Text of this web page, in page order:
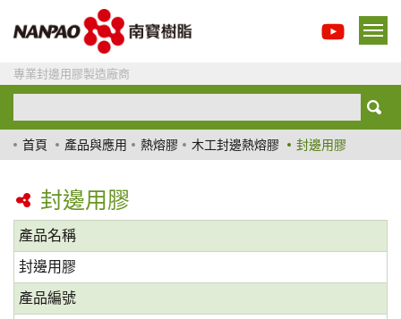
專業封邊用膠製造廠商
首頁 產品與應用 熱熔膠 木工封邊熱熔膠 封邊用膠
封邊用膠
產品名稱
封邊用膠
產品編號